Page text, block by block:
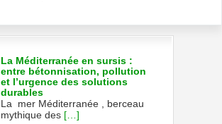
La Méditerranée en sursis :
entre bétonnisation, pollution
et l’urgence des solutions
durables
La mer Méditerranée , berceau
mythique des […]